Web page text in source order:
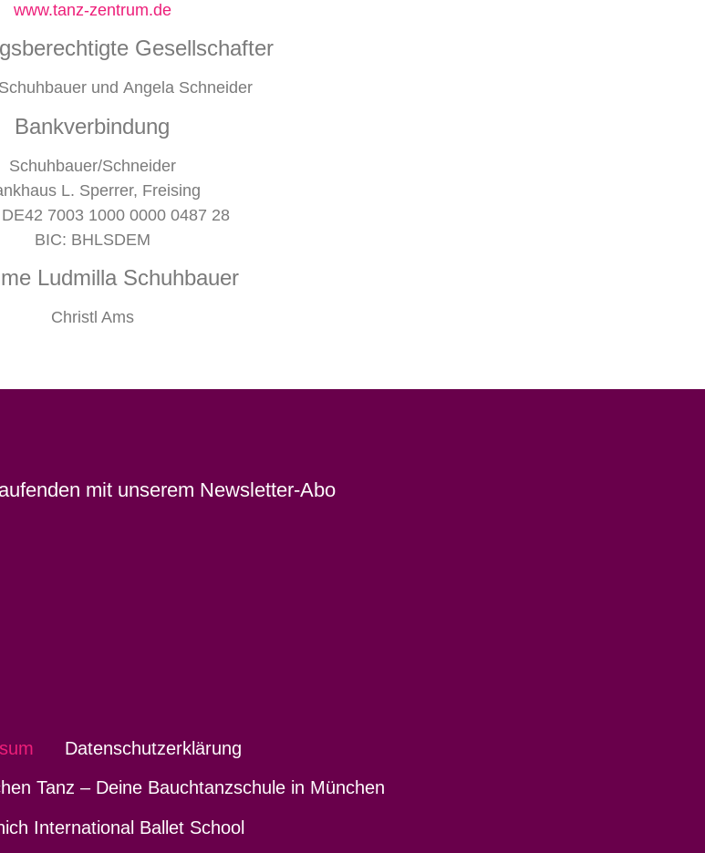
www.tanz-zentrum.de
Gesellschafter
und Angela Schneider
Bankverbindung
Schuhbauer/Schneider
L. Sperrer, Freising
7003 1000 0000 0487 28
BIC: BHLSDEM
Ludmilla Schuhbauer
Christl Ams
mit unserem Newsletter-Abo
Datenschutzerklärung
Tanz – Deine Bauchtanzschule in München
International Ballet School